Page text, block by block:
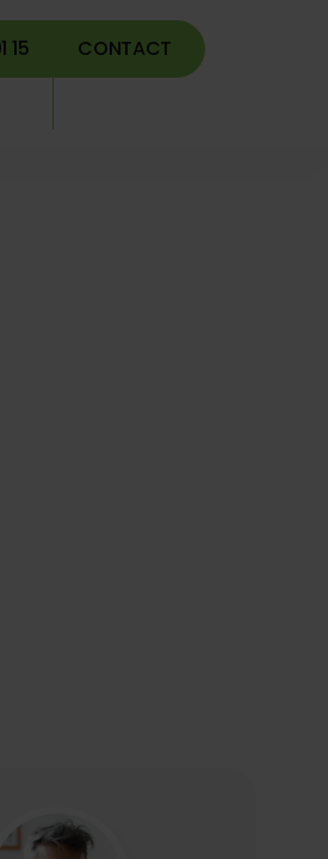
15 CONTACT